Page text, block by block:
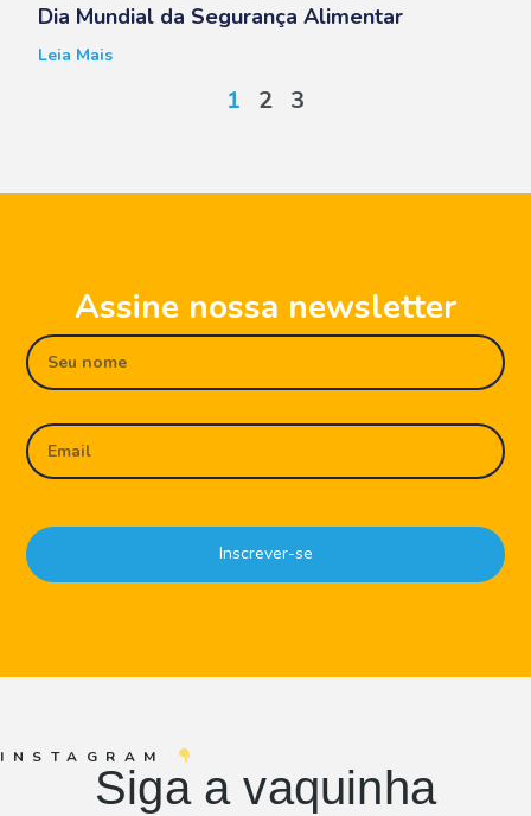
Dia Mundial da Segurança Alimentar
Leia Mais
1 2 3
Assine nossa newsletter
Inscrever-se
INSTAGRAM
Siga a vaquinha